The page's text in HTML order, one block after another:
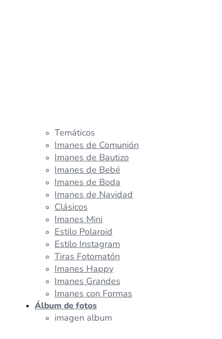
Temáticos
Imanes de Comunión
Imanes de Bautizo
Imanes de Bebé
Imanes de Boda
Imanes de Navidad
Clásicos
Imanes Mini
Estilo Polaroid
Estilo Instagram
Tiras Fotomatón
Imanes Happy
Imanes Grandes
Imanes con Formas
Álbum de fotos
imagen album